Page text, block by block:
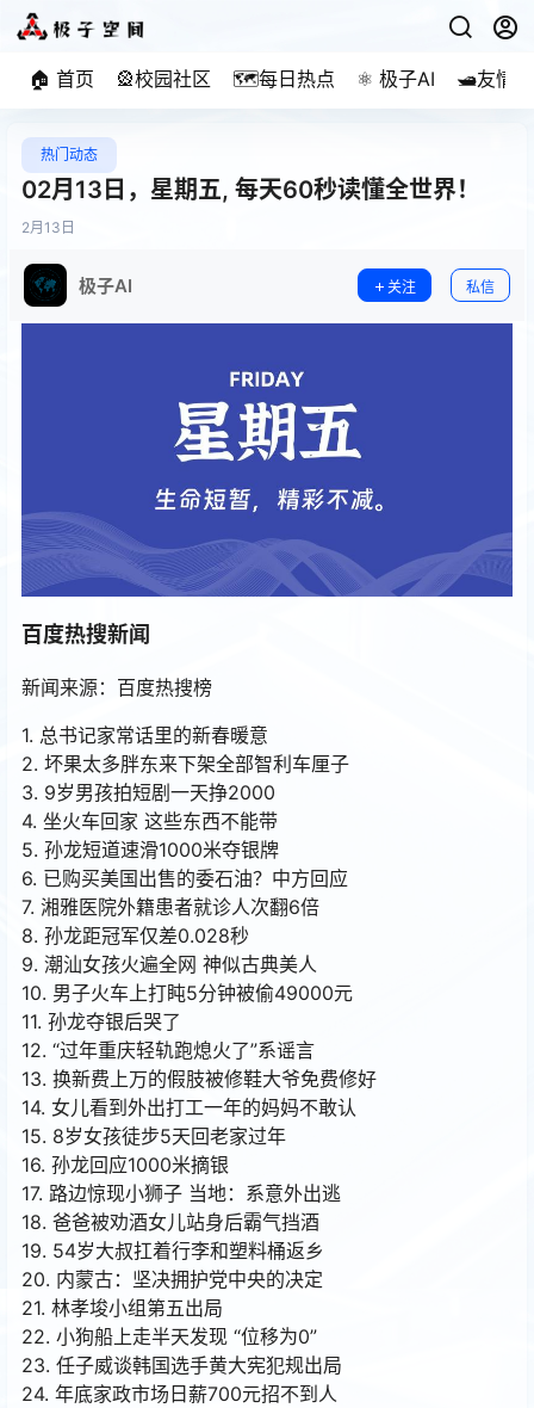
🏠 首页 🎡校园社区 🗺️每日热点 ⚛️ 极子AI 🛥️友情
热门动态
02月13日，星期五, 每天60秒读懂全世界！
2月 13日
极子AI 关注 私信
百度热搜新闻
新闻来源：百度热搜榜
1. 总书记家常话里的新春暖意
2. 坏果太多胖东来下架全部智利车厘子
3. 9岁男孩拍短剧一天挣2000
4. 坐火车回家 这些东西不能带
5. 孙龙短道速滑1000米夺银牌
6. 已购买美国出售的委石油？中方回应
7. 湘雅医院外籍患者就诊人次翻6倍
8. 孙龙距冠军仅差0.028秒
9. 潮汕女孩火遍全网 神似古典美人
10. 男子火车上打盹5分钟被偷49000元
11. 孙龙夺银后哭了
12. “过年重庆轻轨跑熄火了”系谣言
13. 换新费上万的假肢被修鞋大爷免费修好
14. 女儿看到外出打工一年的妈妈不敢认
15. 8岁女孩徒步5天回老家过年
16. 孙龙回应1000米摘银
17. 路边惊现小狮子 当地：系意外出逃
18. 爸爸被劝酒女儿站身后霸气挡酒
19. 54岁大叔扛着行李和塑料桶返乡
20. 内蒙古：坚决拥护党中央的决定
21. 林孝埈小组第五出局
22. 小狗船上走半天发现 “位移为0”
23. 任子威谈韩国选手黄大宪犯规出局
24. 年底家政市场日薪700元招不到人